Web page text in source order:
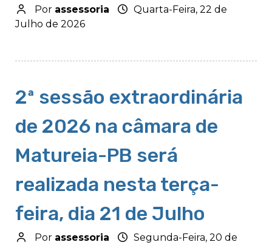
Por assessoria
Quarta-Feira, 22 de
Julho de 2026
2ª sessão extraordinária
de 2026 na câmara de
Matureia-PB será
realizada nesta terça-
feira, dia 21 de Julho
Por assessoria
Segunda-Feira, 20 de